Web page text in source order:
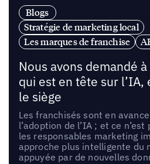
Blogs
Stratégie de marketing local
Les marques de franchise
Nous avons demandé
qui est en tête sur l’IA,
le siège
Les franchisés sont en
l’adoption de l’IA ; et ce
les responsables marketing
approche plus intelligente du
appuyée par de nouvelles